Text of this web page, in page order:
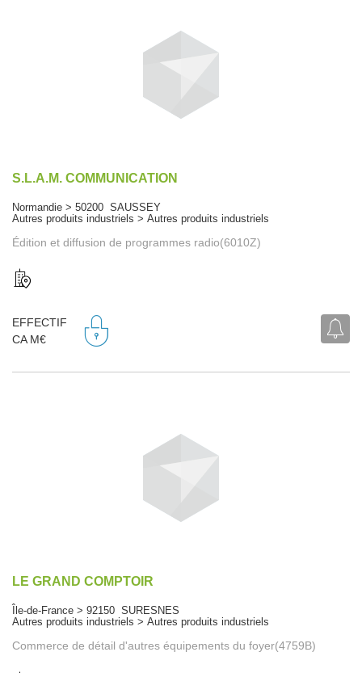
S.L.A.M. COMMUNICATION
Normandie > 50200 SAUSSEY
Autres produits industriels > Autres produits industriels
Édition et diffusion de programmes radio(6010Z)
EFFECTIF
CA M€
LE GRAND COMPTOIR
Île-de-France > 92150 SURESNES
Autres produits industriels > Autres produits industriels
Commerce de détail d'autres équipements du foyer(4759B)